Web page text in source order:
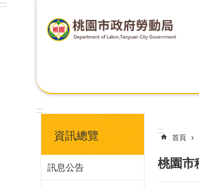
:::
:::
資訊總覽
訊息公告
:::
首頁
桃園市